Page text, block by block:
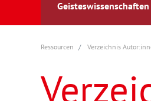
Geisteswissenschaften
Archäologie
Berufs- und
Arbeitsmarktforschung
Außenwirtschaft
berufsbildung
Ressourcen Verzeichnis